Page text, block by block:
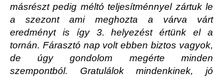
másrészt pedig méltó teljesítménnyel zártuk le
a szezont ami meghozta a várva várt
eredményt is így 3. helyezést értünk el a
tornán. Fárasztó nap volt ebben biztos vagyok,
de úgy gondolom megérte minden
szempontból. Gratulálok mindenkinek, jó